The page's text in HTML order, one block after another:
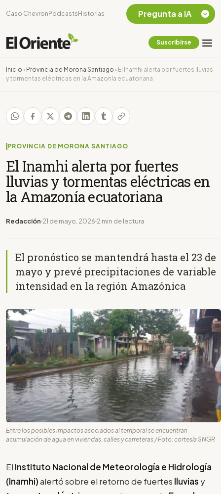
Caso Chevron Podcasts Historias
Suscribirse
Inicio › Provincia de Morona Santiago › El Inamhi alerta por fuertes lluvias
y tormentas eléctricas en la Amazonía ecuatoriana
PROVINCIA DE MORONA SANTIAGO
El Inamhi alerta por fuertes
lluvias y tormentas eléctricas en
la Amazonía ecuatoriana
Redacción 21 de mayo, 2026 2 min de lectura
El pronóstico se mantendrá hasta el 23 de
mayo y prevé precipitaciones de variable
intensidad en la región Amazónica
Entre los posibles impactos asociados al temporal se encuentran
acumulación de agua en viviendas, calles y carreteras / Foto: cortesía SNGR
El Instituto Nacional de Meteorología e Hidrología
(Inamhi)alertó sobre el retorno de fuertes lluvias y
Pregunta a IA
Chevron Ecuador